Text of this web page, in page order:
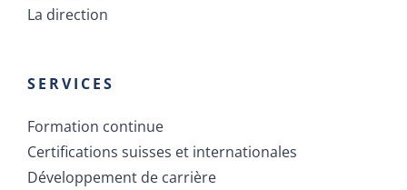
La direction
SERVICES
Formation continue
Certifications suisses et internationales
Développement de carrière